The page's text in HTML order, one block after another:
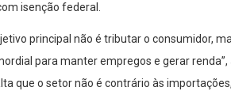
isenção federal.
principal não é tributar o consumidor,
para manter empregos e gerar
que o setor não é contrário às